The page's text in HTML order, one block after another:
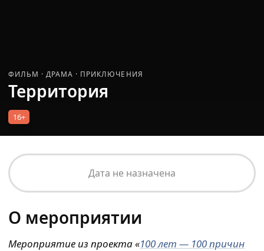
ФИЛЬМ · ДРАМА · ПРИКЛЮЧЕНИЯ
Территория
16+
Дата не назначена
О мероприятии
Мероприятие из проекта «100 лет — 100 причин